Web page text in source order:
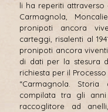
li ha reperiti
Carmagnola,
pronipoti ancora
carteggi, risalenti al
pronipoti ancora
di dati per la stesura
richiesta per il
“Carmagnola.
compilata tra gli anni
raccoglitore ad